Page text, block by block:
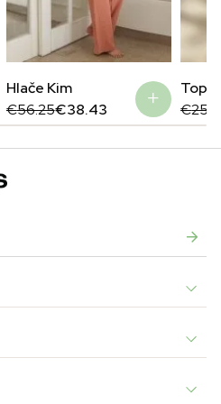
Hlače Kim
€56.25
Original
price
€56.25.
€38.43
Current
price
€38.43.
Top
€
price
price